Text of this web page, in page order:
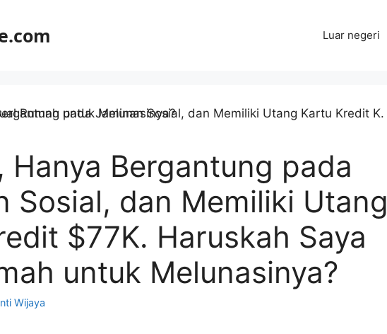
Luar negeri
Hanya Bergantung pada
Sosial, dan Memiliki Utang
$77K. Haruskah Saya
untuk Melunasinya?
Wijaya